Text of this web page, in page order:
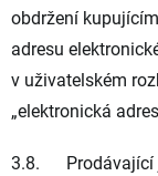
obdržení
adresu
v uživatelském
„elektronická
3.8. Prodávající